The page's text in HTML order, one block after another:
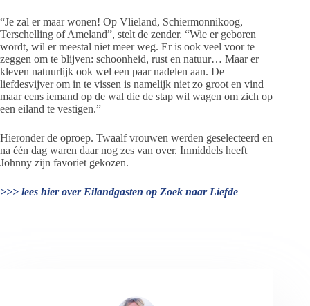
“Je zal er maar wonen! Op Vlieland, Schiermonnikoog,
Terschelling of Ameland”, stelt de zender. “Wie er geboren
wordt, wil er meestal niet meer weg. Er is ook veel voor te
zeggen om te blijven: schoonheid, rust en natuur… Maar er
kleven natuurlijk ook wel een paar nadelen aan. De
liefdesvijver om in te vissen is namelijk niet zo groot en vind
maar eens iemand op de wal die de stap wil wagen om zich op
een eiland te vestigen.”
Hieronder de oproep. Twaalf vrouwen werden geselecteerd en
na één dag waren daar nog zes van over. Inmiddels heeft
Johnny zijn favoriet gekozen.
>>> lees hier over Eilandgasten op Zoek naar Liefde